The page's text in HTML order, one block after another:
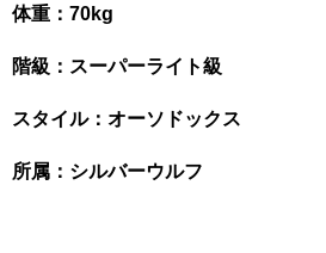
体重：70kg
階級：スーパーライト級
スタイル：オーソドックス
所属：シルバーウルフ